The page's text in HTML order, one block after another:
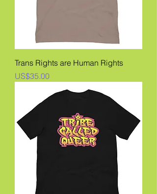
Trans Rights are Human Rights
價格
US$35.00